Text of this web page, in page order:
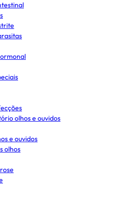
olhos e ouvidos
e ouvidos
olhos